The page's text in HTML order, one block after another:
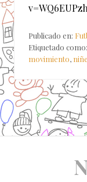
Publicado en:
Etiquetado como:
movimiento,